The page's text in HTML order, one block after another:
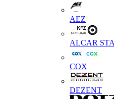
AEZ
ALCAR
COX
DEZENT